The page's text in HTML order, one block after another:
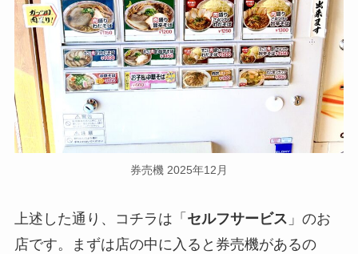
券売機 2025年12月
上述した通り、コチラは「 セルフサービス 」のお
店です。まずは店の中に入ると券売機があるの